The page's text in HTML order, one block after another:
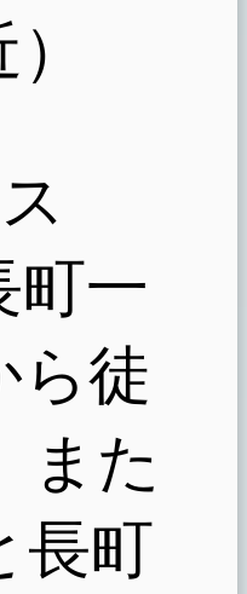
ス
町一
ら徒
また
長町